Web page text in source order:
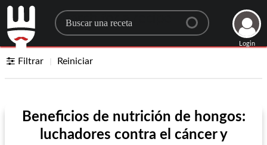
Search for a recipe
Login
Filtrar Reiniciar
Beneficios de nutrición de hongos:
luchadores contra el cáncer y